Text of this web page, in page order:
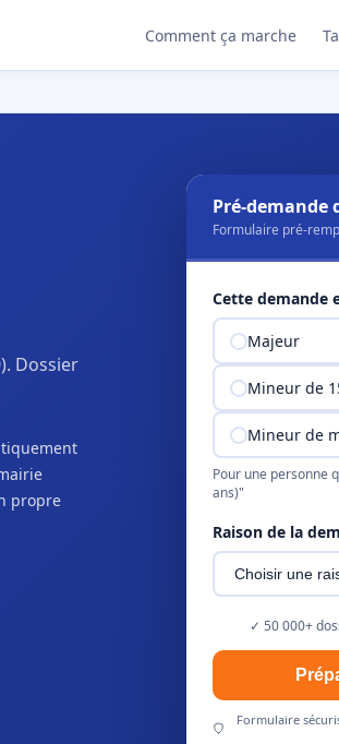
Comment ça marche
Dossier
propre
Pré-demande
Formulaire pré-
Cette demande
Majeur
Mineur de
Mineur de
Pour une personne
ans)"
Raison de la
✓ 50 000+
Formulaire